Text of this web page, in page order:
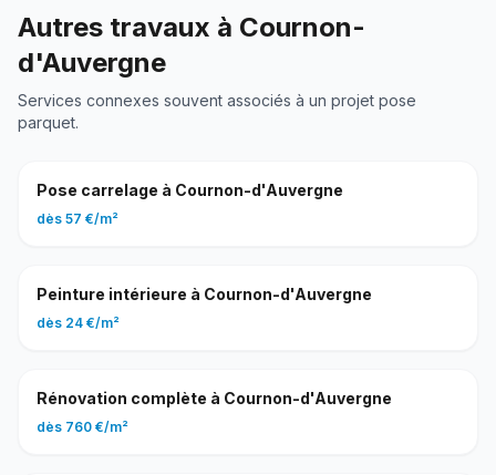
Autres travaux à Cournon-
d'Auvergne
Services connexes souvent associés à un projet pose
parquet.
Pose carrelage à Cournon-d'Auvergne
dès 57 €/m²
Peinture intérieure à Cournon-d'Auvergne
dès 24 €/m²
Rénovation complète à Cournon-d'Auvergne
dès 760 €/m²